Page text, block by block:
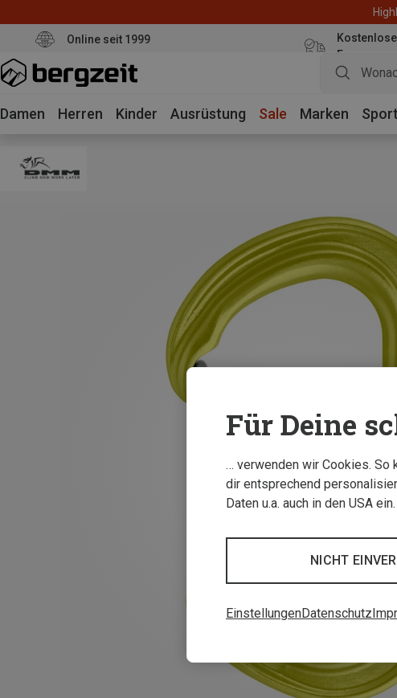
Online seit 1999
Euro
Damen Herren Kinder Ausrüstung Sale Marken
Für Deine
… verwenden wir Cookies. So
dir entsprechend
Daten u.a. auch in den USA
NICHT
EinstellungenDatenschutz